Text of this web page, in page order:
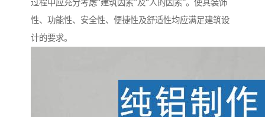
过程中应充分考虑“建筑因素”及“人的因素”。使其装饰
性、功能性、安全性、便捷性及舒适性均应满足建筑设
计的要求。